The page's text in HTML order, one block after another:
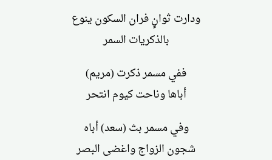
ودارت ثوانٍ فران السكون ينوع
بالذكريات السمر
ففي مسمر ذكرت (مريم)
أباها وناحت كيوم انتحر
وفي مسمر بث (سعد) أباه
شجون الزواج واغضى البصر